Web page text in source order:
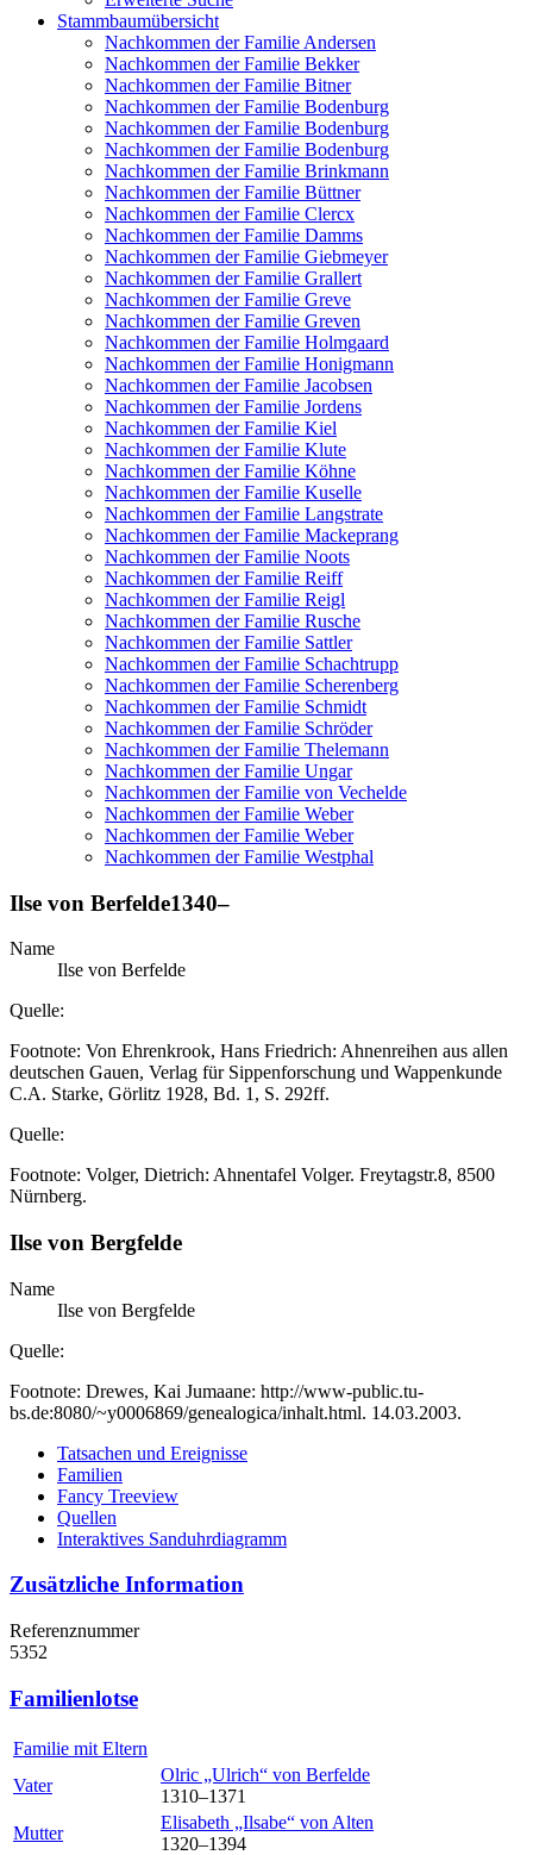
Stammbaumübersicht
Nachkommen der Familie Andersen
Nachkommen der Familie Bekker
Nachkommen der Familie Bitner
Nachkommen der Familie Bodenburg
Nachkommen der Familie Bodenburg
Nachkommen der Familie Bodenburg
Nachkommen der Familie Brinkmann
Nachkommen der Familie Büttner
Nachkommen der Familie Clercx
Nachkommen der Familie Damms
Nachkommen der Familie Giebmeyer
Nachkommen der Familie Grallert
Nachkommen der Familie Greve
Nachkommen der Familie Greven
Nachkommen der Familie Holmgaard
Nachkommen der Familie Honigmann
Nachkommen der Familie Jacobsen
Nachkommen der Familie Jordens
Nachkommen der Familie Kiel
Nachkommen der Familie Klute
Nachkommen der Familie Köhne
Nachkommen der Familie Kuselle
Nachkommen der Familie Langstrate
Nachkommen der Familie Mackeprang
Nachkommen der Familie Noots
Nachkommen der Familie Reiff
Nachkommen der Familie Reigl
Nachkommen der Familie Rusche
Nachkommen der Familie Sattler
Nachkommen der Familie Schachtrupp
Nachkommen der Familie Scherenberg
Nachkommen der Familie Schmidt
Nachkommen der Familie Schröder
Nachkommen der Familie Thelemann
Nachkommen der Familie Ungar
Nachkommen der Familie von Vechelde
Nachkommen der Familie Weber
Nachkommen der Familie Weber
Nachkommen der Familie Westphal
Ilse von Berfelde1340–
Name
Ilse von Berfelde
Quelle:
Footnote: Von Ehrenkrook, Hans Friedrich: Ahnenreihen aus allen
deutschen Gauen, Verlag für Sippenforschung und Wappenkunde
C.A. Starke, Görlitz 1928, Bd. 1, S. 292ff.
Quelle:
Footnote: Volger, Dietrich: Ahnentafel Volger. Freytagstr.8, 8500
Nürnberg.
Ilse von Bergfelde
Name
Ilse von Bergfelde
Quelle:
Footnote: Drewes, Kai Jumaane: http://www-public.tu-
bs.de:8080/~y0006869/genealogica/inhalt.html. 14.03.2003.
Tatsachen und Ereignisse
Familien
Fancy Treeview
Quellen
Interaktives Sanduhrdiagramm
Zusätzliche Information
Referenznummer
5352
Familienlotse
Familie mit Eltern
Vater
Olric „Ulrich“ von Berfelde
1310–1371
Mutter
Elisabeth „Ilsabe“ von Alten
1320–1394